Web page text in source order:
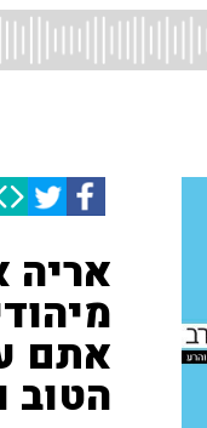
אריה
אתם
הטוב